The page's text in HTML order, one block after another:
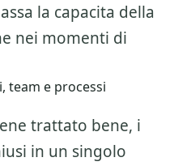
la capacita della
nei momenti di
team e processi
trattato bene, i
in un singolo